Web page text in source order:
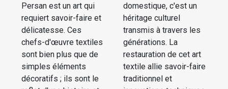
Persan est un art qui
requiert savoir-faire et
délicatesse. Ces
chefs-d'œuvre textiles
sont bien plus que de
simples éléments
décoratifs ; ils sont le
domestique, c'est un
héritage culturel
transmis à travers les
générations. La
restauration de cet art
textile allie savoir-faire
traditionnel et